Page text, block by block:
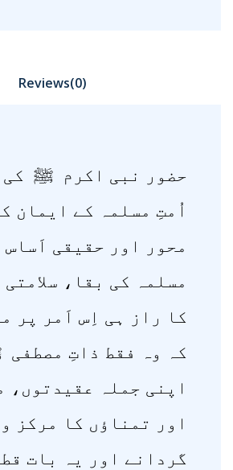
Reviews(0)
حضور نبی اکرم ﷺ کی
اُمتِ مسلمہ کے ایمان
محور اور حقیقی
مسلمہ کی بقا،
کا راز ہی اِس اَمر پر
کہ وہ فقط ذاتِ
اپنی جملہ عقیدتوں،
اور تمناؤں کا مرکز و
گردانے اور یہ بات